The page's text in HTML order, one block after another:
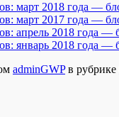
март 2018 года —
март 2017 года —
апрель 2018 года —
январь 2018 года —
adminGWPв рубрике